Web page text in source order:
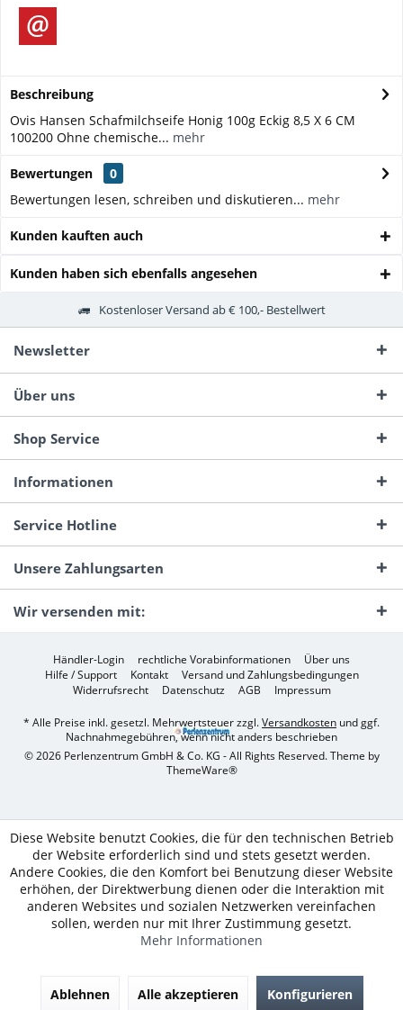
Beschreibung
Ovis Hansen Schafmilchseife Honig 100g Eckig 8,5 X 6 CM
100200 Ohne chemische... mehr
Bewertungen
0
Bewertungen lesen, schreiben und diskutieren... mehr
Kunden kauften auch
Kunden haben sich ebenfalls angesehen
Kostenloser Versand ab € 100,- Bestellwert
Newsletter
Über uns
Shop Service
Informationen
Service Hotline
Unsere Zahlungsarten
Wir versenden mit:
Händler-Login rechtliche Vorabinformationen
Über uns
Hilfe / Support
Kontakt
Versand und Zahlungsbedingungen
Widerrufsrecht
Datenschutz AGB Impressum
* Alle Preise inkl. gesetzl. Mehrwertsteuer zzgl.Versandkosten und ggf.
Nachnahmegebühren, wenn nicht anders beschrieben
© 2026 Perlenzentrum GmbH & Co. KG - All Rights Reserved. Theme by
ThemeWare®
Diese Website benutzt Cookies, die für den technischen Betrieb
der Website erforderlich sind und stets gesetzt werden.
Andere Cookies, die den Komfort bei Benutzung dieser Website
erhöhen, der Direktwerbung dienen oder die Interaktion mit
anderen Websites und sozialen Netzwerken vereinfachen
sollen, werden nur mit Ihrer Zustimmung gesetzt.
Mehr Informationen
Ablehnen Alle akzeptieren Konfigurieren